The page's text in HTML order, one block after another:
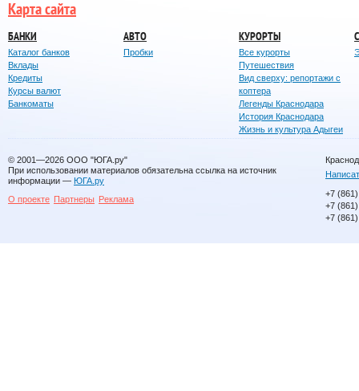
Карта сайта
БАНКИ
Каталог банков
Вклады
Кредиты
Курсы валют
Банкоматы
АВТО
Пробки
КУРОРТЫ
Все курорты
Путешествия
Вид сверху: репортажи с
коптера
Легенды Краснодара
История Краснодара
Жизнь и культура Адыгеи
© 2001—2026 ООО "ЮГА.ру"
При использовании материалов обязательна ссылка на источник
информации — ЮГА.ру
О проекте Партнеры Реклама
+7
+7
+7